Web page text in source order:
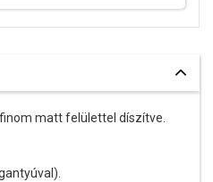
matt felülettel díszítve.